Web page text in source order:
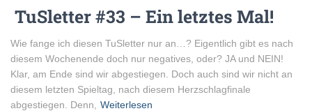
TuSletter #33 – Ein letztes Mal!
Wie fange ich diesen TuSletter nur an…? Eigentlich gibt es nach
diesem Wochenende doch nur negatives, oder? JA und NEIN!
Klar, am Ende sind wir abgestiegen. Doch auch sind wir nicht an
diesem letzten Spieltag, nach diesem Herzschlagfinale
abgestiegen. Denn,
Weiterlesen